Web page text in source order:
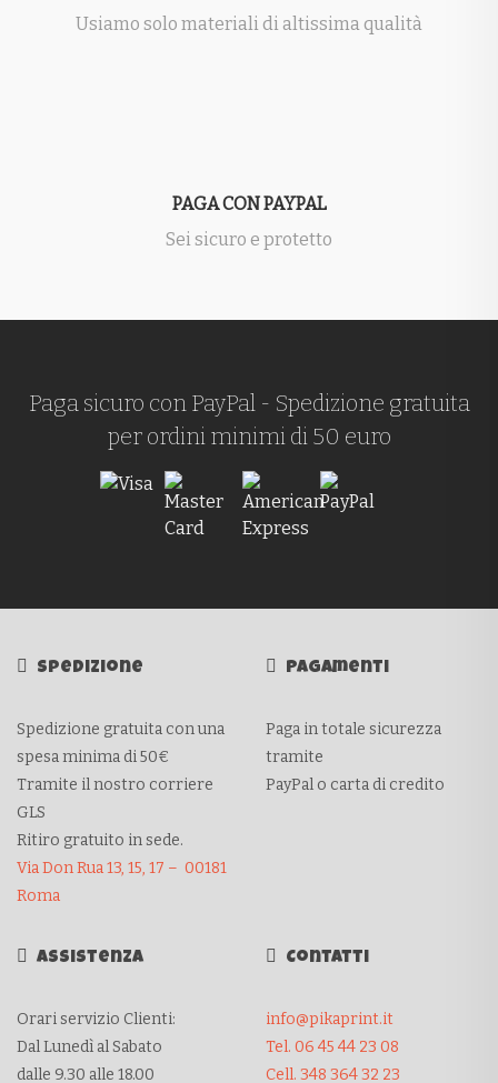
Usiamo solo materiali di altissima qualità
PAGA CON PAYPAL
Sei sicuro e protetto
Paga sicuro con PayPal - Spedizione gratuita
per ordini minimi di 50 euro
Spedizione
Spedizione gratuita con una
spesa minima di 50€
Tramite il nostro corriere
GLS
Ritiro gratuito in sede.
Via Don Rua 13, 15, 17 – 00181
Roma
Pagamenti
Paga in totale sicurezza
tramite
PayPal o carta di credito
Assistenza
Orari servizio Clienti:
Dal Lunedì al Sabato
dalle 9.30 alle 18.00
Contatti
info@pikaprint.it
Tel. 06 45 44 23 08
Cell. 348 364 32 23